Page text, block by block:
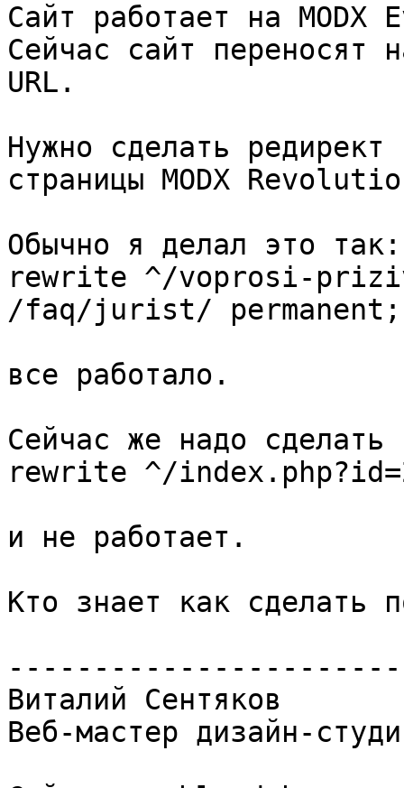
Сайт работает на
Сейчас сайт переносят
URL.
Нужно сделать редирект
страницы MODX
Обычно я делал это так:
rewrite ^/voprosi-
/faq/jurist/ permanent;
все работало.
Сейчас же надо сделать
rewrite ^/
и не работает.
Кто знает как сделать
Виталий Сентяков
Веб-мастер дизайн-